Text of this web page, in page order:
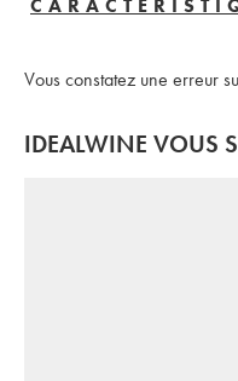
Vous constatez une erreur
IDEALWINE VOUS